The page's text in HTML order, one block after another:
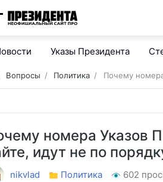
Указы Президента
Вопросы Политика Почему
номера Указов
идут не по
nikvlad Политика 602